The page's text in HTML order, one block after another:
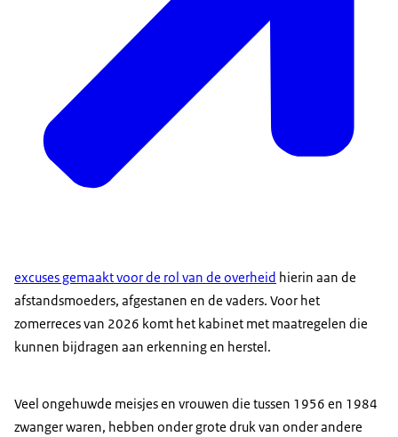
excuses gemaakt voor de rol van de overheid hierin aan de
afstandsmoeders, afgestanen en de vaders. Voor het
zomerreces van 2026 komt het kabinet met maatregelen die
kunnen bijdragen aan erkenning en herstel.
Veel ongehuwde meisjes en vrouwen die tussen 1956 en 1984
zwanger waren, hebben onder grote druk van onder andere